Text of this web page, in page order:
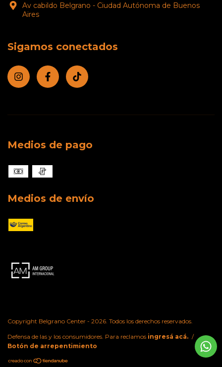
Av cabildo Belgrano - Ciudad Autónoma de Buenos
Aires
Sigamos conectados
Medios de pago
Medios de envío
Copyright Belgrano Center - 2026. Todos los derechos reservados.
Defensa de las y los consumidores. Para reclamos ingresá acá. /
Botón de arrepentimiento